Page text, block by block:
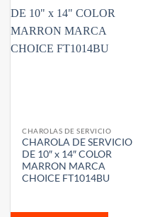
CHAROLAS DE SERVICIO
CHAROLA DE SERVICIO
DE 10″ x 14″ COLOR
MARRON MARCA
CHOICE FT1014BU